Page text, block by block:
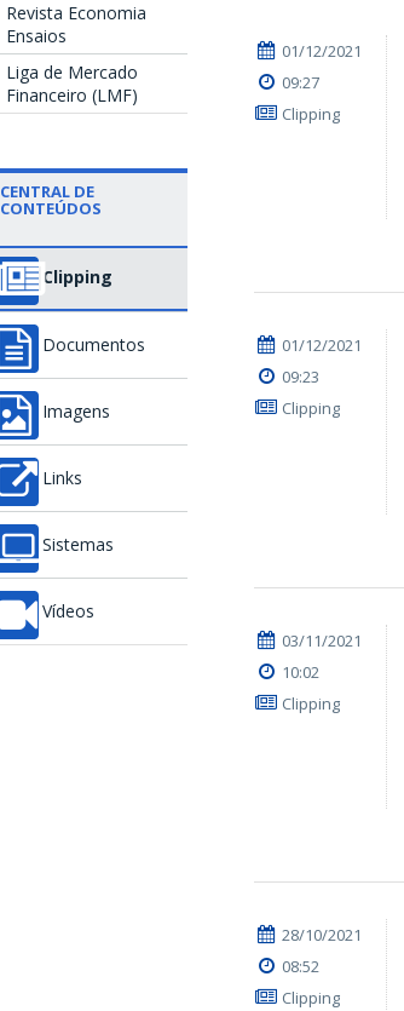
Revista Economia
Ensaios
Liga de Mercado
Financeiro (LMF)
CENTRAL DE
CONTEÚDOS
Clipping
Documentos
Imagens
Links
Sistemas
Vídeos
01/12/2021
09:27
Clipping
01/12/2021
09:23
Clipping
03/11/2021
10:02
Clipping
28/10/2021
08:52
Clipping